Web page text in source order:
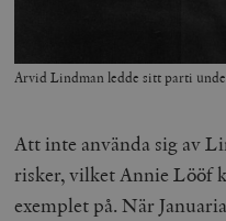
Arvid Lindman ledde sitt parti
Att inte använda sig av
risker, vilket Annie Lööf
exemplet på. När